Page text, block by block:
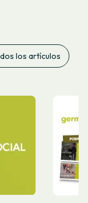
los artículos